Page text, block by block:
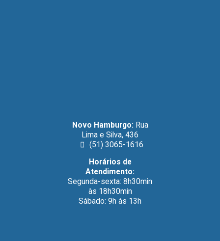
Novo Hamburgo: Rua
Lima e Silva, 436
(51) 3065-1616
Horários de
Atendimento:
Segunda-sexta: 8h30min
às 18h30min
Sábado: 9h às 13h